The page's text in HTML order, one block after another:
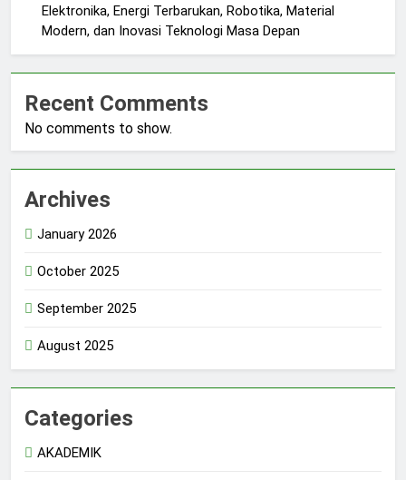
Elektronika, Energi Terbarukan, Robotika, Material
Modern, dan Inovasi Teknologi Masa Depan
Recent Comments
No comments to show.
Archives
January 2026
October 2025
September 2025
August 2025
Categories
AKADEMIK